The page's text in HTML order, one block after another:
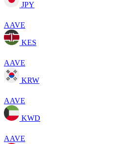
JPY
AAVE
KES
AAVE
KRW
AAVE
KWD
AAVE